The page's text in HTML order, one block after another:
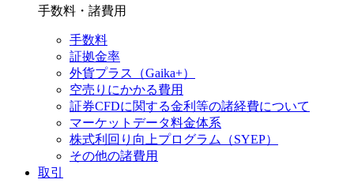
手数料・諸費用
手数料
証拠金率
外貨プラス（Gaika+）
空売りにかかる費用
証券CFDに関する金利等の諸経費について
マーケットデータ料金体系
株式利回り向上プログラム（SYEP）
その他の諸費用
取引